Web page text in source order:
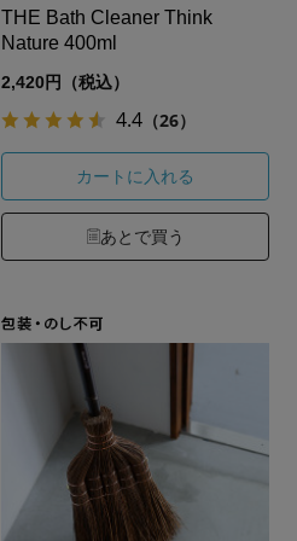
THE Bath Cleaner Think
Nature 400ml
2,420円（税込）
4.4 （26）
カートに入れる
あとで買う